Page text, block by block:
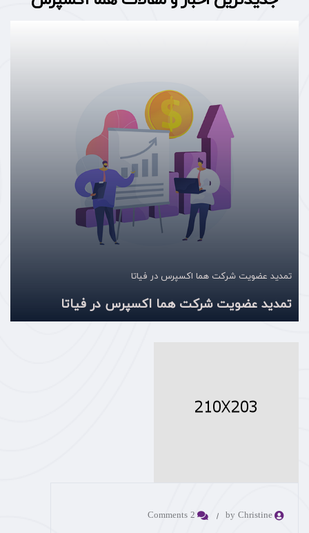
تمدید عضویت شرکت هما اکسپرس در فیاتا
تمدید عضویت شرکت هما اکسپرس در فیاتا
by Christine
2 Comments